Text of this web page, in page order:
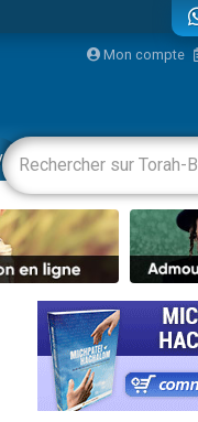
Mon compte
Livres